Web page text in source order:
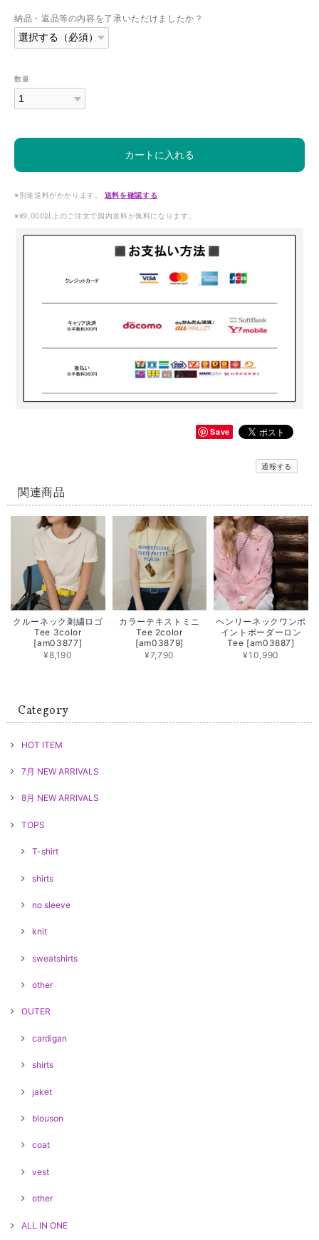
納品・返品等の内容を了承いただけましたか？
数量
カートに入れる
※別途送料がかかります。 送料を確認する
※¥9,000以上のご注文で国内送料が無料になります。
Save
通報する
関連商品
クルーネック刺繍ロゴ
Tee 3color
[am03877]
¥8,190
カラーテキストミニ
Tee 2color
[am03879]
¥7,790
ヘンリーネックワンポ
イントボーダーロン
Tee [am03887]
¥10,990
Category
HOT ITEM
7月 NEW ARRIVALS
8月 NEW ARRIVALS
TOPS
T-shirt
shirts
no sleeve
knit
sweatshirts
other
OUTER
cardigan
shirts
jaket
blouson
coat
vest
other
ALL IN ONE